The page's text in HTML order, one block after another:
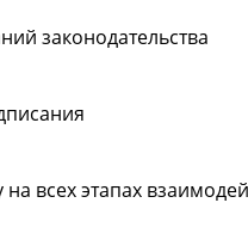
законодательства
всех этапах